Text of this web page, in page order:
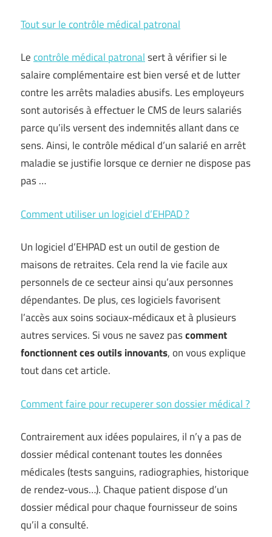
Tout sur le contrôle médical patronal
Lecontrôle médical patronalsert à vérifier si le
salaire complémentaire est bien versé et de lutter
contre les arrêts maladies abusifs. Les employeurs
sont autorisés à effectuer le CMS de leurs salariés
parce qu’ils versent des indemnités allant dans ce
sens. Ainsi, le contrôle médical d’un salarié en arrêt
maladie se justifie lorsque ce dernier ne dispose pas
pas …
Comment utiliser un logiciel d’EHPAD ?
Un logiciel d’EHPAD est un outil de gestion de
maisons de retraites. Cela rend la vie facile aux
personnels de ce secteur ainsi qu’aux personnes
dépendantes. De plus, ces logiciels favorisent
l’accès aux soins sociaux-médicaux et à plusieurs
autres services. Si vous ne savez pascomment
fonctionnent ces outils innovants, on vous explique
tout dans cet article.
Comment faire pour recuperer son dossier médical ?
Contrairement aux idées populaires, il n’y a pas de
dossier médical contenant toutes les données
médicales (tests sanguins, radiographies, historique
de rendez-vous…). Chaque patient dispose d’un
dossier médical pour chaque fournisseur de soins
qu’il a consulté.